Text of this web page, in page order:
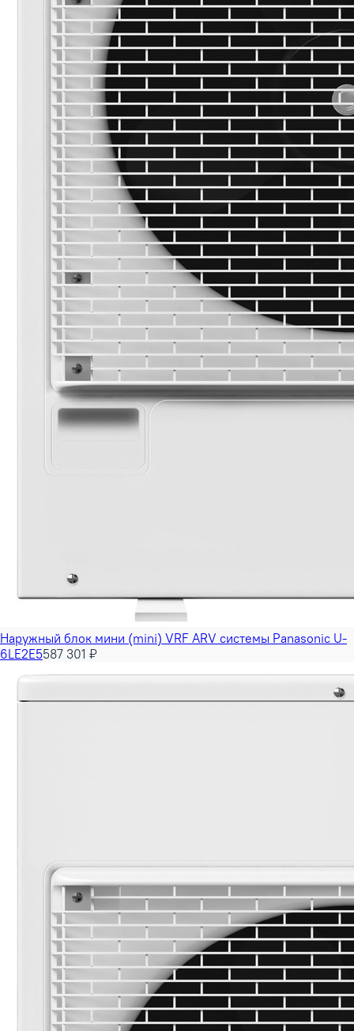
Наружный блок мини (mini) VRF ARV системы Panasonic U-
6LE2E5587 301 ₽